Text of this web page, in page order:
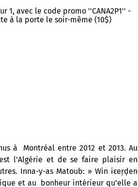
1, avec le code promo ''CANA2P1'' -
à la porte le soir-même (10$)
à Montréal entre 2012 et 2013. Au
l’Algérie et de se faire plaisir en
Inna-y-as Matoub: » Win iεeṛḍen
et au bonheur intérieur qu’elle a